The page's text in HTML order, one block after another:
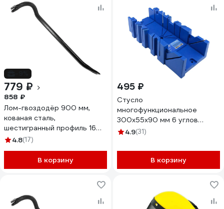
779 ₽
858 ₽
Лом-гвоздодёр 900 мм,
кованая сталь,
шестигранный профиль 16
мм Diamond Industrial
4.8(17)
В корзину
495 ₽
Стусло
многофункциональное
300x55x90 мм 6 углов
ударопрочный пластик
DIDSTU3005590
4.9(31)
В корзину